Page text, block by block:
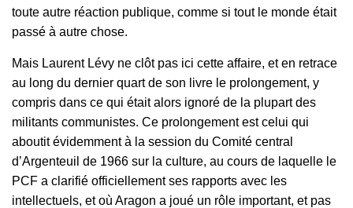
toute autre réaction publique, comme si tout le monde était
passé à autre chose.
Mais Laurent Lévy ne clôt pas ici cette affaire, et en retrace
au long du dernier quart de son livre le prolongement, y
compris dans ce qui était alors ignoré de la plupart des
militants communistes. Ce prolongement est celui qui
aboutit évidemment à la session du Comité central
d’Argenteuil de 1966 sur la culture, au cours de laquelle le
PCF a clarifié officiellement ses rapports avec les
intellectuels, et où Aragon a joué un rôle important, et pas